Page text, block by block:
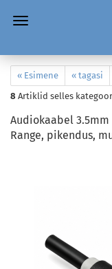
« Esimene « tagasi
8 Artiklid selles
Audiokaabel
Range, pikendus,